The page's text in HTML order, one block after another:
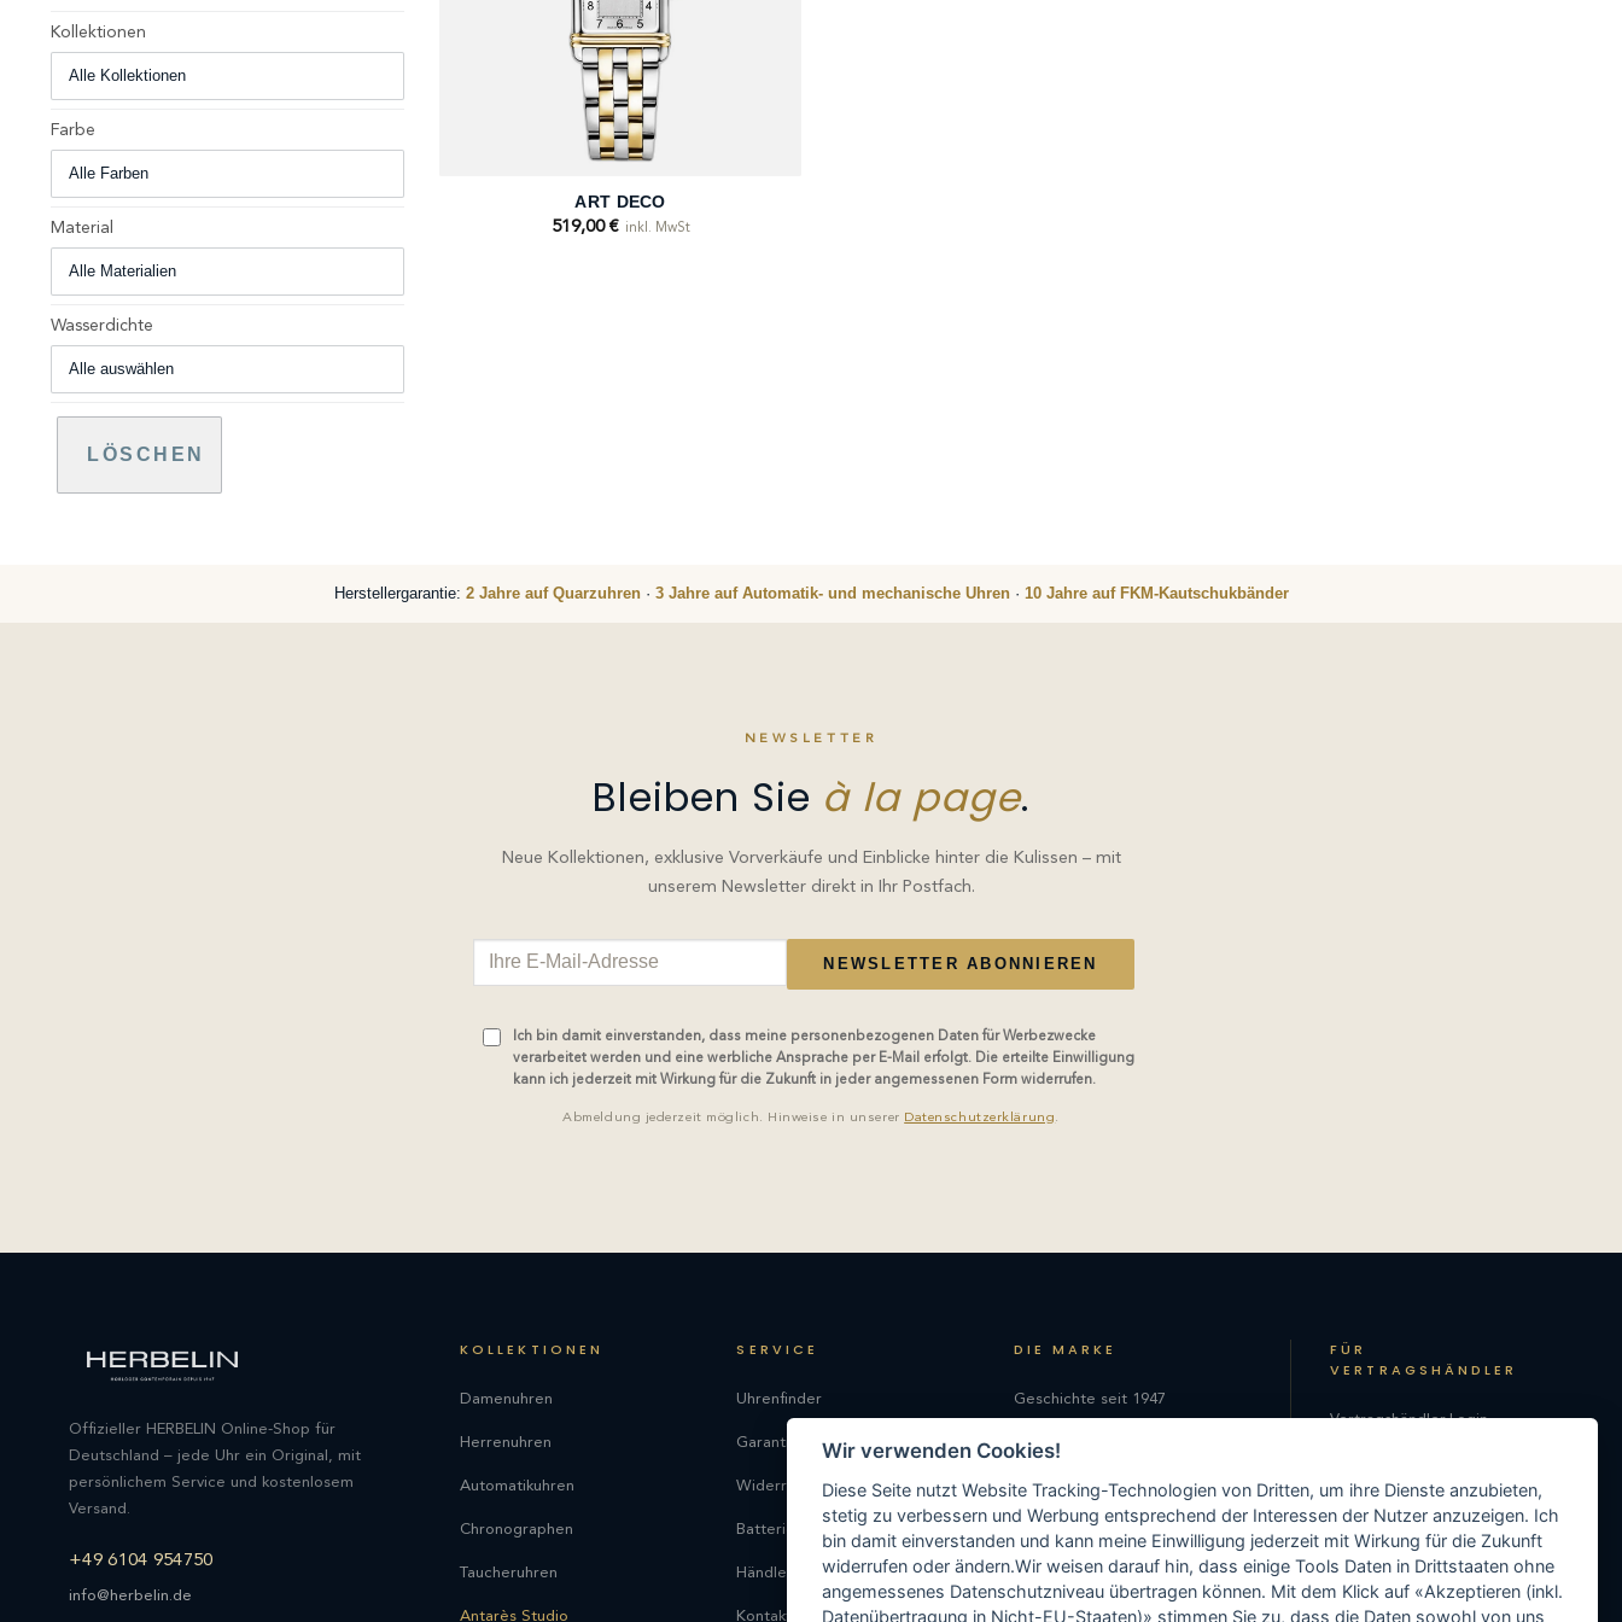
Kollektionen
Farbe
Material
Wasserdichte
LÖSCHEN
ART DECO
519,00 € inkl. MwSt
Herstellergarantie: 2 Jahre auf Quarzuhren· 3 Jahre auf Automatik- und mechanische Uhren· 10 Jahre auf FKM-Kautschukbänder
NEWSLETTER
Bleiben Sie à la page.
Neue Kollektionen, exklusive Vorverkäufe und Einblicke hinter die Kulissen – mit
unserem Newsletter direkt in Ihr Postfach.
NEWSLETTER ABONNIEREN
Ich bin damit einverstanden, dass meine personenbezogenen Daten für Werbezwecke
verarbeitet werden und eine werbliche Ansprache per E-Mail erfolgt. Die erteilte Einwilligung
kann ich jederzeit mit Wirkung für die Zukunft in jeder angemessenen Form widerrufen.
Abmeldung jederzeit möglich. Hinweise in unserer Datenschutzerklärung.
Offizieller HERBELIN Online-Shop für
Deutschland – jede Uhr ein Original, mit
persönlichem Service und kostenlosem
Versand.
+49 6104 954750
info@herbelin.de
KOLLEKTIONEN
Damenuhren
Herrenuhren
Automatikuhren
Chronographen
Taucheruhren
Antarès Studio
SERVICE
Uhrenfinder
Garantie
Widerrufsrecht
Batterieentsorgung
Händlersuche
Kontakt
DIE MARKE
Geschichte seit 1947
Philosophie
Produktion
FÜR
VERTRAGSHÄNDLER
Vertragshändler-Login
registrieren
Media-Center
Wir verwenden Cookies!
Diese Seite nutzt Website Tracking-Technologien von Dritten, um ihre Dienste anzubieten,
stetig zu verbessern und Werbung entsprechend der Interessen der Nutzer anzuzeigen. Ich
bin damit einverstanden und kann meine Einwilligung jederzeit mit Wirkung für die Zukunft
widerrufen oder ändern.Wir weisen darauf hin, dass einige Tools Daten in Drittstaaten ohne
angemessenes Datenschutzniveau übertragen können. Mit dem Klick auf «Akzeptieren (inkl.
Datenübertragung in Nicht-EU-Staaten)» stimmen Sie zu, dass die Daten sowohl von uns